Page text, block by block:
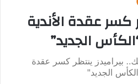
كسر عقدة الأندية
الجديد”
بيراميدز ينتظر كسر عقدة
الجديد"